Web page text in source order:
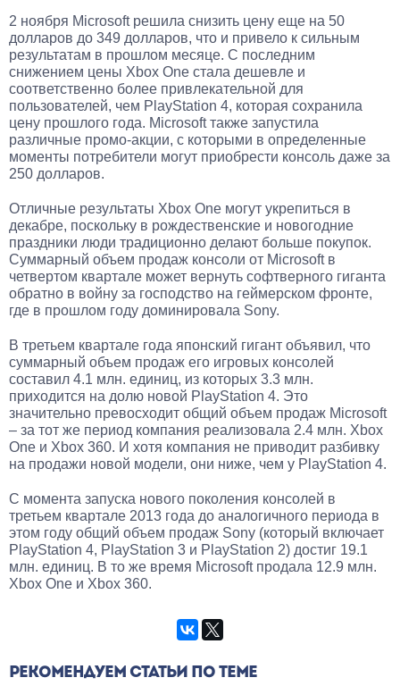
2 ноября Microsoft решила снизить цену еще на 50
долларов до 349 долларов, что и привело к сильным
результатам в прошлом месяце. С последним
снижением цены Xbox One стала дешевле и
соответственно более привлекательной для
пользователей, чем PlayStation 4, которая сохранила
цену прошлого года. Microsoft также запустила
различные промо-акции, с которыми в определенные
моменты потребители могут приобрести консоль даже за
250 долларов.
Отличные результаты Xbox One могут укрепиться в
декабре, поскольку в рождественские и новогодние
праздники люди традиционно делают больше покупок.
Суммарный объем продаж консоли от Microsoft в
четвертом квартале может вернуть софтверного гиганта
обратно в войну за господство на геймерском фронте,
где в прошлом году доминировала Sony.
В третьем квартале года японский гигант объявил, что
суммарный объем продаж его игровых консолей
составил 4.1 млн. единиц, из которых 3.3 млн.
приходится на долю новой PlayStation 4. Это
значительно превосходит общий объем продаж Microsoft
– за тот же период компания реализовала 2.4 млн. Xbox
One и Xbox 360. И хотя компания не приводит разбивку
на продажи новой модели, они ниже, чем у PlayStation 4.
С момента запуска нового поколения консолей в
третьем квартале 2013 года до аналогичного периода в
этом году общий объем продаж Sony (который включает
PlayStation 4, PlayStation 3 и PlayStation 2) достиг 19.1
млн. единиц. В то же время Microsoft продала 12.9 млн.
Xbox One и Xbox 360.
РЕКОМЕНДУЕМ СТАТЬИ ПО ТЕМЕ